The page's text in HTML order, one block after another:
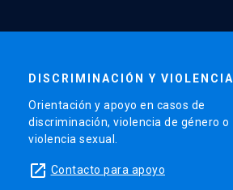
DISCRIMINACIÓN Y VIOLENCIA
Orientación y apoyo en casos de
discriminación, violencia de género o
violencia sexual.
launch Contacto para apoyo